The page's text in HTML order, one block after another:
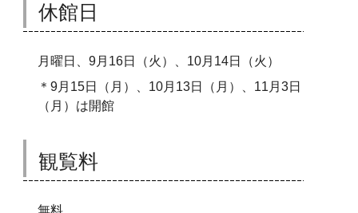
休館日
月曜日、9月16日（火）、10月14日（火）
＊9月15日（月）、10月13日（月）、11月3日
（月）は開館
観覧料